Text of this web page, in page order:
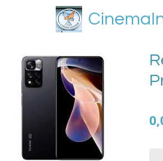
principale